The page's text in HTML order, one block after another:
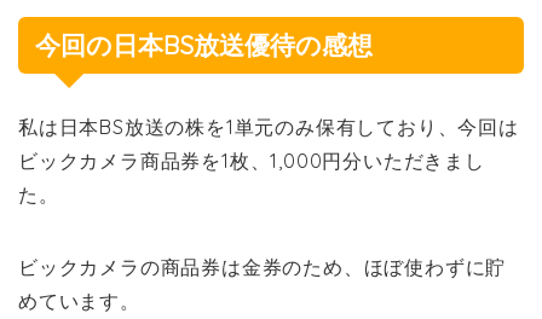
今回の日本BS放送優待の感想
私は日本BS放送の株を1単元のみ保有しており、今回は
ビックカメラ商品券を1枚、1,000円分いただきまし
た。
ビックカメラの商品券は金券のため、ほぼ使わずに貯
めています。